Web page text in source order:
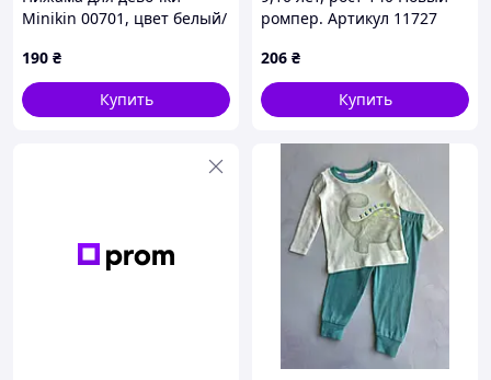
Minikin 00701, цвет белый/
190 ₴
Купить
ромпер. Артикул 11727
206 ₴
Купить